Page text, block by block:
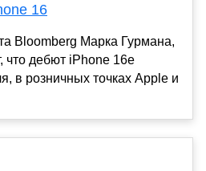
16
Bloomberg Марка Гурмана,
что дебют iPhone 16e
в розничных точках Apple и